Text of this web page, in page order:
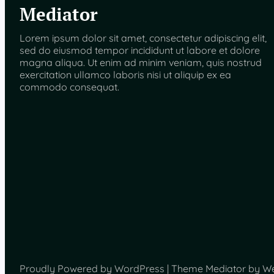
Mediator
Lorem ipsum dolor sit amet, consectetur adipiscing elit,
sed do eiusmod tempor incididunt ut labore et dolore
magna aliqua. Ut enim ad minim veniam, quis nostrud
exercitation ullamco laboris nisi ut aliquip ex ea
commodo consequat.
Proudly Powered by WordPress | Theme Mediator by